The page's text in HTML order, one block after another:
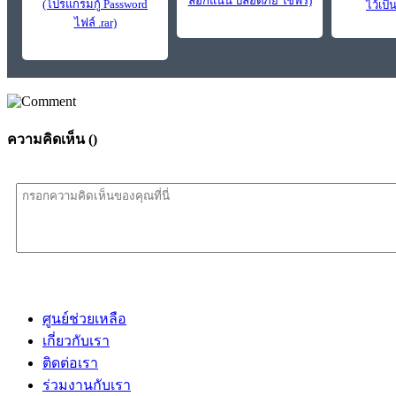
(โปรแกรมกู้ Password
ไฟล์ .rar)
ไว้เป็
ความคิดเห็น ()
ศูนย์ช่วยเหลือ
เกี่ยวกับเรา
ติดต่อเรา
ร่วมงานกับเรา